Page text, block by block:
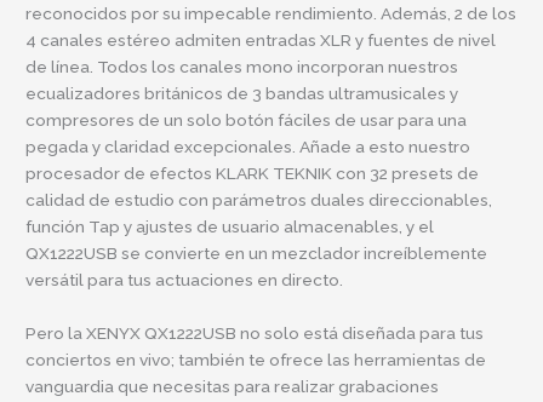
reconocidos por su impecable rendimiento. Además, 2 de los
4 canales estéreo admiten entradas XLR y fuentes de nivel
de línea. Todos los canales mono incorporan nuestros
ecualizadores británicos de 3 bandas ultramusicales y
compresores de un solo botón fáciles de usar para una
pegada y claridad excepcionales. Añade a esto nuestro
procesador de efectos KLARK TEKNIK con 32 presets de
calidad de estudio con parámetros duales direccionables,
función Tap y ajustes de usuario almacenables, y el
QX1222USB se convierte en un mezclador increíblemente
versátil para tus actuaciones en directo.
Pero la XENYX QX1222USB no solo está diseñada para tus
conciertos en vivo; también te ofrece las herramientas de
vanguardia que necesitas para realizar grabaciones